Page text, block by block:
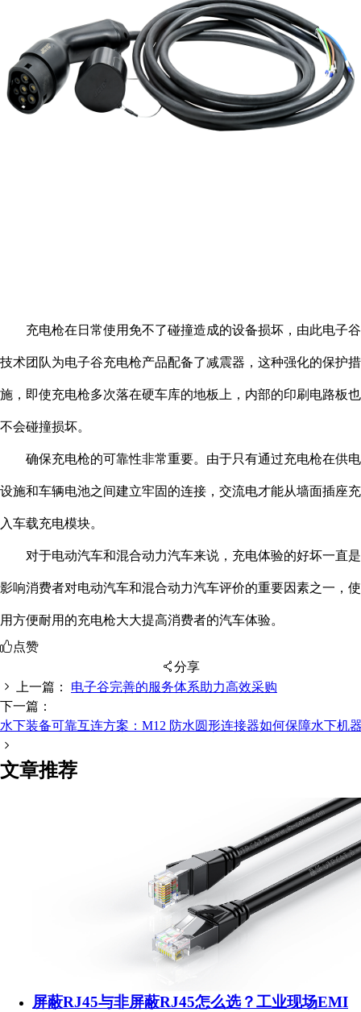
充电枪在日常使用免不了碰撞造成的设备损坏，由此电子谷
技术团队为电子谷充电枪产品配备了减震器，这种强化的保护措
施，即使充电枪多次落在硬车库的地板上，内部的印刷电路板也
不会碰撞损坏。
确保充电枪的可靠性非常重要。由于只有通过充电枪在供电
设施和车辆电池之间建立牢固的连接，交流电才能从墙面插座充
入车载充电模块。
对于电动汽车和混合动力汽车来说，充电体验的好坏一直是
影响消费者对电动汽车和混合动力汽车评价的重要因素之一，使
用方便耐用的充电枪大大提高消费者的汽车体验。
点赞
分享
上一篇： 电子谷完善的服务体系助力高效采购
下一篇：
水下装备可靠互连方案：M12 防水圆形连接器如何保障水下机
文章推荐
屏蔽RJ45与非屏蔽RJ45怎么选？工业现场EMI